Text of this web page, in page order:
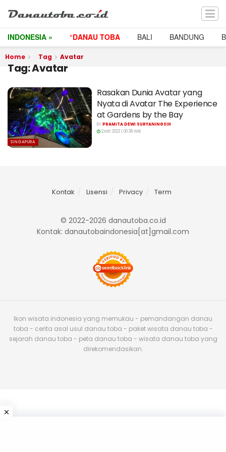
INDONESIA » °DANAU TOBA BALI BANDUNG
Home Tag Avatar
Tag:Avatar
SINGAPURA
Rasakan Dunia Avatar yang
Nyata di Avatar The Experience
at Gardens by the Bay
BYPRAMITA DEWI SURYANINGSIH
2 MEI 2023 | 00:38 WIB
Kontak Lisensi Privacy Term
© 2022-2026 danautoba.co.id
Kontak: danautobaindonesia[at]gmail.com
Ikon wisata indonesia yang memukau - pemandangan danau
toba - cerita asal usul danau toba - paket wisata danau toba -
sejarah danau toba - peta danau toba - wisata danau toba yang
direkomendasikan.